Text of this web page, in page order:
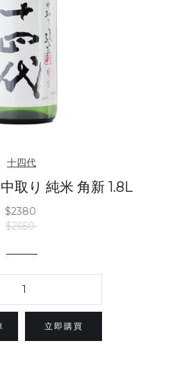
十四代
取り 純米 角新 1.8L
$2380
$2650
立即購買